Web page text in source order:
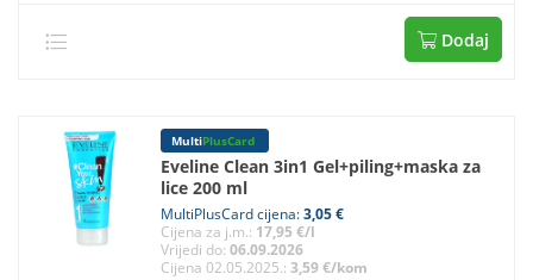
Dodaj
MultiPlusCard
Eveline Clean 3in1 Gel+piling+maska za
lice 200 ml
MultiPlusCard cijena:3,05 €
Cijena za j.m.: 17,95 €/l
Vrijedi do:06.09.2026
Cijena 02.05.2025.:3,59 €/kom